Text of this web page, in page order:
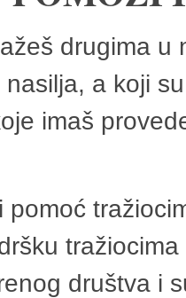
drugima
a koji
imaš
pomoć
društva i